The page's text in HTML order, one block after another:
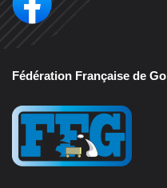
Fédération Française de Go